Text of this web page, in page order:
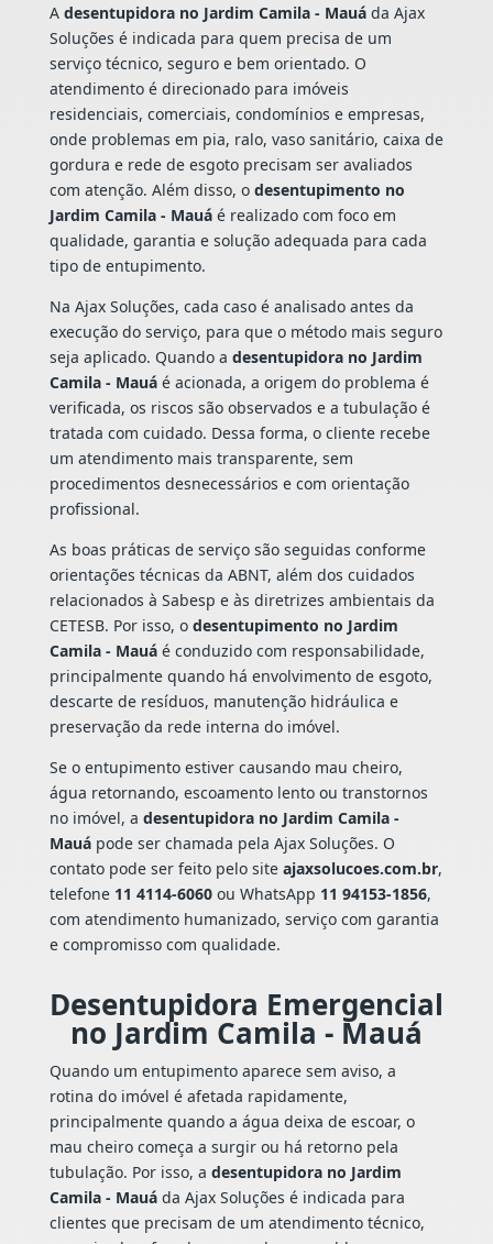
A desentupidora no Jardim Camila - Mauáda Ajax
Soluções é indicada para quem precisa de um
serviço técnico, seguro e bem orientado. O
atendimento é direcionado para imóveis
residenciais, comerciais, condomínios e empresas,
onde problemas em pia, ralo, vaso sanitário, caixa de
gordura e rede de esgoto precisam ser avaliados
com atenção. Além disso, o desentupimento no
Jardim Camila - Mauáé realizado com foco em
qualidade, garantia e solução adequada para cada
tipo de entupimento.
Na Ajax Soluções, cada caso é analisado antes da
execução do serviço, para que o método mais seguro
seja aplicado. Quando a desentupidora no Jardim
Camila - Mauáé acionada, a origem do problema é
verificada, os riscos são observados e a tubulação é
tratada com cuidado. Dessa forma, o cliente recebe
um atendimento mais transparente, sem
procedimentos desnecessários e com orientação
profissional.
As boas práticas de serviço são seguidas conforme
orientações técnicas da ABNT, além dos cuidados
relacionados à Sabesp e às diretrizes ambientais da
CETESB. Por isso, o desentupimento no Jardim
Camila - Mauáé conduzido com responsabilidade,
principalmente quando há envolvimento de esgoto,
descarte de resíduos, manutenção hidráulica e
preservação da rede interna do imóvel.
Se o entupimento estiver causando mau cheiro,
água retornando, escoamento lento ou transtornos
no imóvel, a desentupidora no Jardim Camila -
Mauápode ser chamada pela Ajax Soluções. O
contato pode ser feito pelo site ajaxsolucoes.com.br,
telefone 11 4114-6060ou WhatsApp 11 94153-1856,
com atendimento humanizado, serviço com garantia
e compromisso com qualidade.
Desentupidora Emergencial
no Jardim Camila - Mauá
Quando um entupimento aparece sem aviso, a
rotina do imóvel é afetada rapidamente,
principalmente quando a água deixa de escoar, o
mau cheiro começa a surgir ou há retorno pela
tubulação. Por isso, a desentupidora no Jardim
Camila - Mauáda Ajax Soluções é indicada para
clientes que precisam de um atendimento técnico,